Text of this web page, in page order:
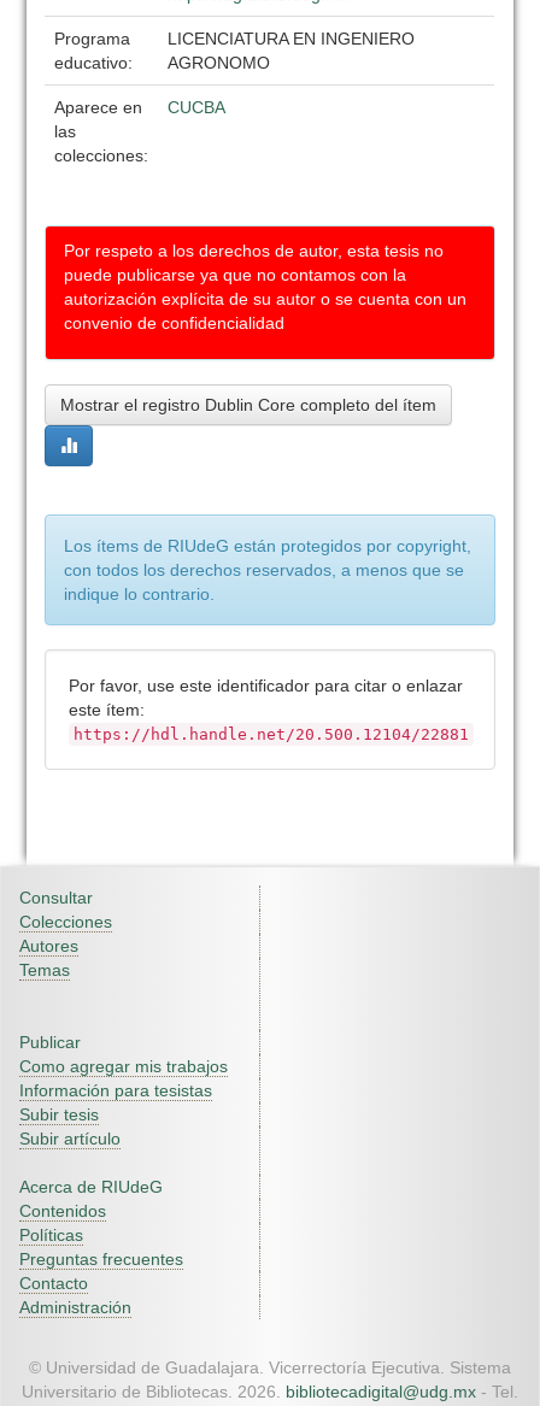
Programa
educativo:
LICENCIATURA EN INGENIERO
AGRONOMO
Aparece en
las
colecciones:
CUCBA
Por respeto a los derechos de autor, esta tesis no
puede publicarse ya que no contamos con la
autorización explícita de su autor o se cuenta con un
convenio de confidencialidad
Mostrar el registro Dublin Core completo del ítem
Los ítems de RIUdeG están protegidos por copyright,
con todos los derechos reservados, a menos que se
indique lo contrario.
Por favor, use este identificador para citar o enlazar
este ítem:
https://hdl.handle.net/20.500.12104/22881
Consultar
Colecciones
Autores
Temas
Publicar
Como agregar mis trabajos
Información para tesistas
Subir tesis
Subir artículo
Acerca de RIUdeG
Contenidos
Políticas
Preguntas frecuentes
Contacto
Administración
© Universidad de Guadalajara. Vicerrectoría Ejecutiva. Sistema
Universitario de Bibliotecas. 2026. bibliotecadigital@udg.mx - Tel.